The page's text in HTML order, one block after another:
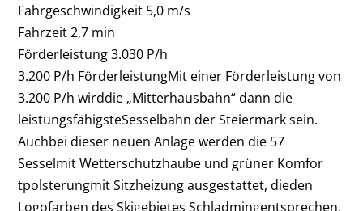
Fahrgeschwindigkeit 5,0 m/s
Fahrzeit 2,7 min
Förderleistung 3.030 P/h
3.200 P/h FörderleistungMit einer Förderleistung von
3.200 P/h wirddie „Mitterhausbahn“ dann die
leistungsfähigsteSesselbahn der Steiermark sein.
Auchbei dieser neuen Anlage werden die 57
Sesselmit Wetterschutzhaube und grüner Komfor
tpolsterungmit Sitzheizung ausgestattet, dieden
Logofarben des Skigebietes Schladmingentsprechen.